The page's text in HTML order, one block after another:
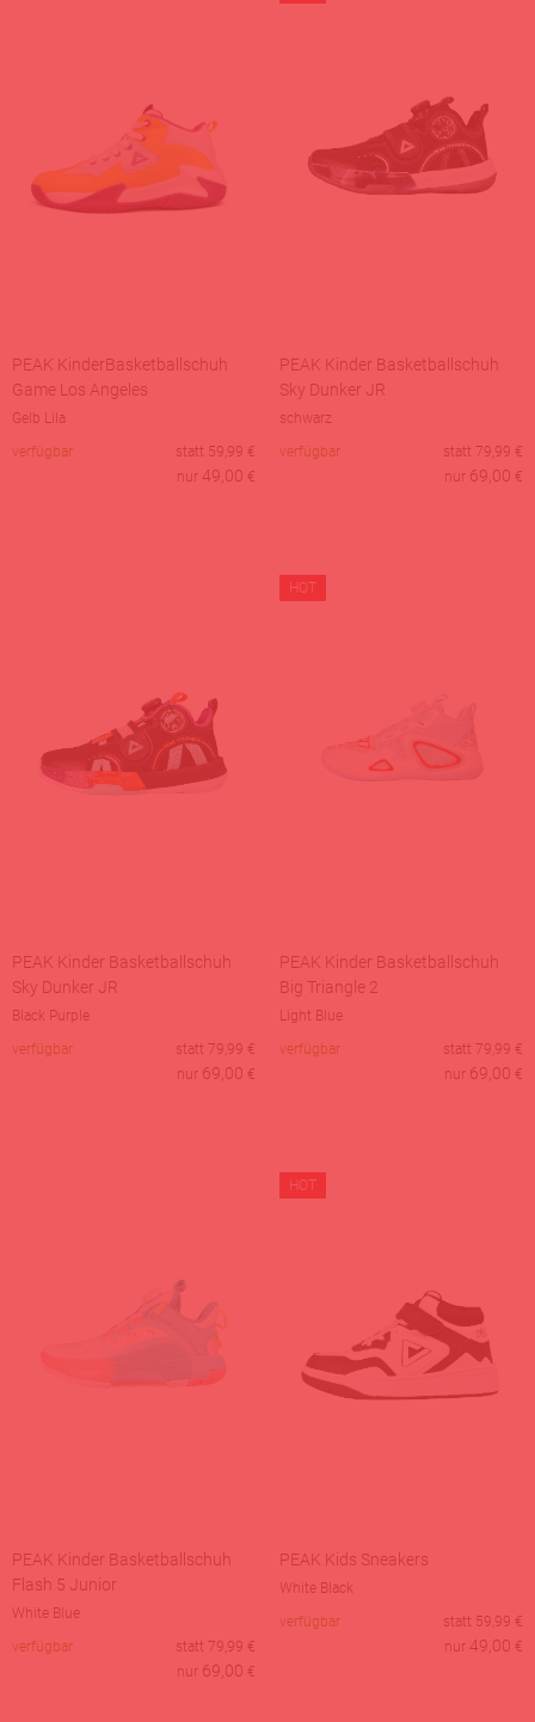
PEAK KinderBasketballschuh
Game Los Angeles
Gelb Lila
verfügbar
statt 59,99 €
nur 49,00 €
PEAK Kinder Basketballschuh
Sky Dunker JR
schwarz
verfügbar
statt 79,99 €
nur 69,00 €
PEAK Kinder Basketballschuh
Sky Dunker JR
Black Purple
verfügbar
statt 79,99 €
nur 69,00 €
HOT
PEAK Kinder Basketballschuh
Big Triangle 2
Light Blue
verfügbar
statt 79,99 €
nur 69,00 €
PEAK Kinder Basketballschuh
Flash 5 Junior
White Blue
verfügbar
statt 79,99 €
nur 69,00 €
HOT
PEAK Kids Sneakers
White Black
verfügbar
statt 59,99 €
nur 49,00 €